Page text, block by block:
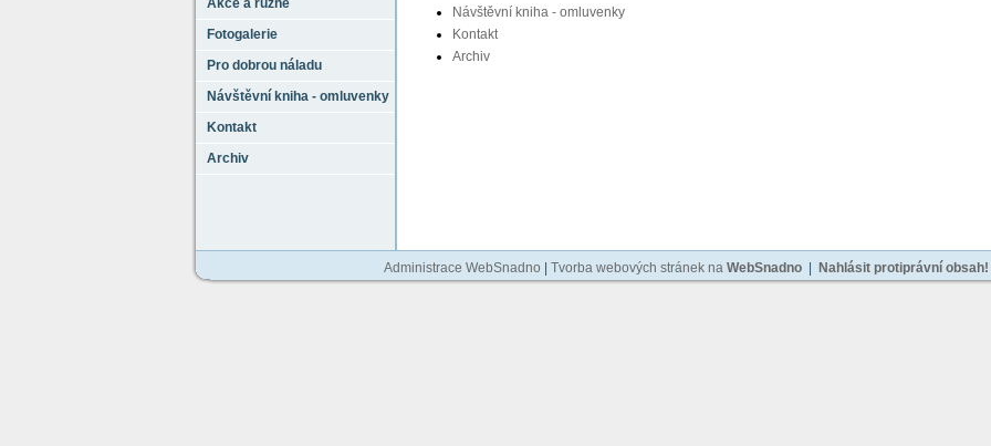
Akce a různé
Fotogalerie
Pro dobrou náladu
Návštěvní kniha - omluvenky
Kontakt
Archiv
Návštěvní kniha - omluvenky
Kontakt
Archiv
Administrace WebSnadno Tvorba webových stránek na WebSnadno Nahlásit protiprávní obsah!